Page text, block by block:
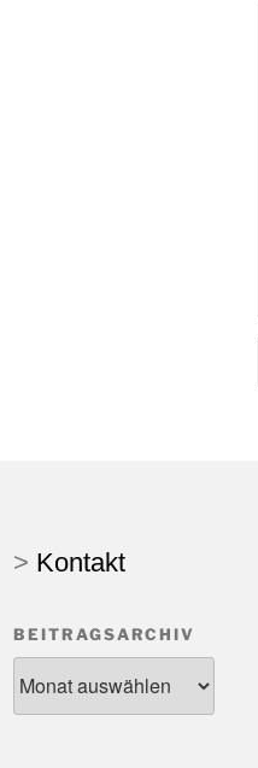
> Kontakt
BEITRAGSARCHIV